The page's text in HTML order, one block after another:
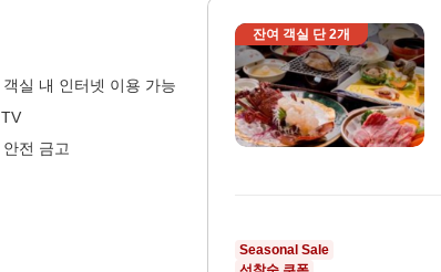
객실 내 인터넷 이용 가능
TV
안전 금고
잔여 객실 단2개
Seasonal Sale